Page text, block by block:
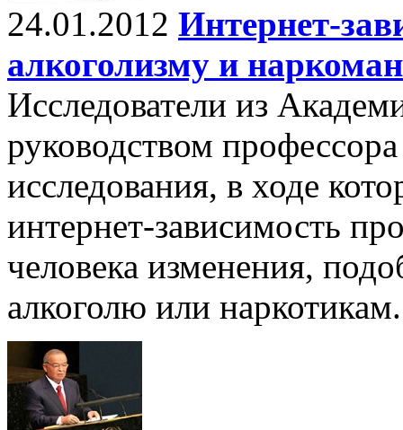
24.01.2012 Интернет-
алкоголизму и
Исследователи из
руководством
исследования, в ходе
интернет-зависимость
человека изменения,
алкоголю или наркотикам.